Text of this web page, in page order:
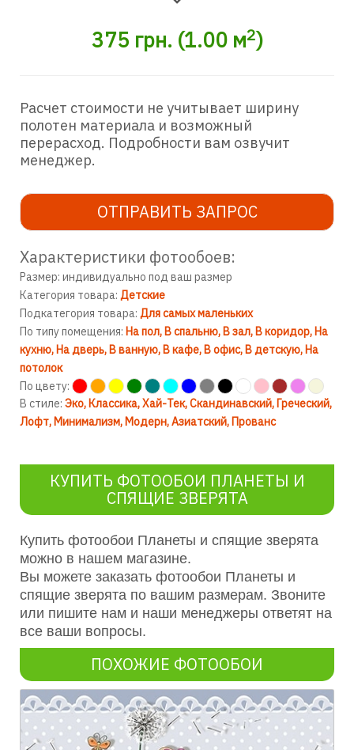
375 грн. (1.00м2)
Расчет стоимости не учитывает ширину
полотен материала и возможный
перерасход. Подробности вам озвучит
менеджер.
ОТПРАВИТЬ ЗАПРОС
Характеристики фотообоев:
Размер: индивидуально под ваш размер
Категория товара: Детские
Подкатегория товара: Для самых маленьких
По типу помещения: На пол В спальню В зал В коридор На
кухню На дверь В ванную В кафе В офис В детскую На
потолок
По цвету:
В стиле: Эко Классика Хай-Тек Скандинавский Греческий
Лофт Минимализм Модерн Азиатский Прованс
КУПИТЬ ФОТООБОИ ПЛАНЕТЫ И
СПЯЩИЕ ЗВЕРЯТА
Купить фотообои Планеты и спящие зверята
можно в нашем магазине.
Вы можете заказать фотообои Планеты и
спящие зверята по вашим размерам. Звоните
или пишите нам и наши менеджеры ответят на
все ваши вопросы.
ПОХОЖИЕ ФОТООБОИ